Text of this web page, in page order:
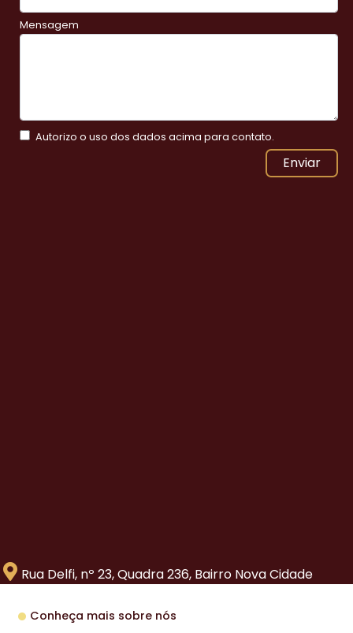
Mensagem
Autorizo o uso dos dados acima para contato.
Enviar
Rua Delfi, nº 23, Quadra 236, Bairro Nova Cidade
Conheça mais sobre nós